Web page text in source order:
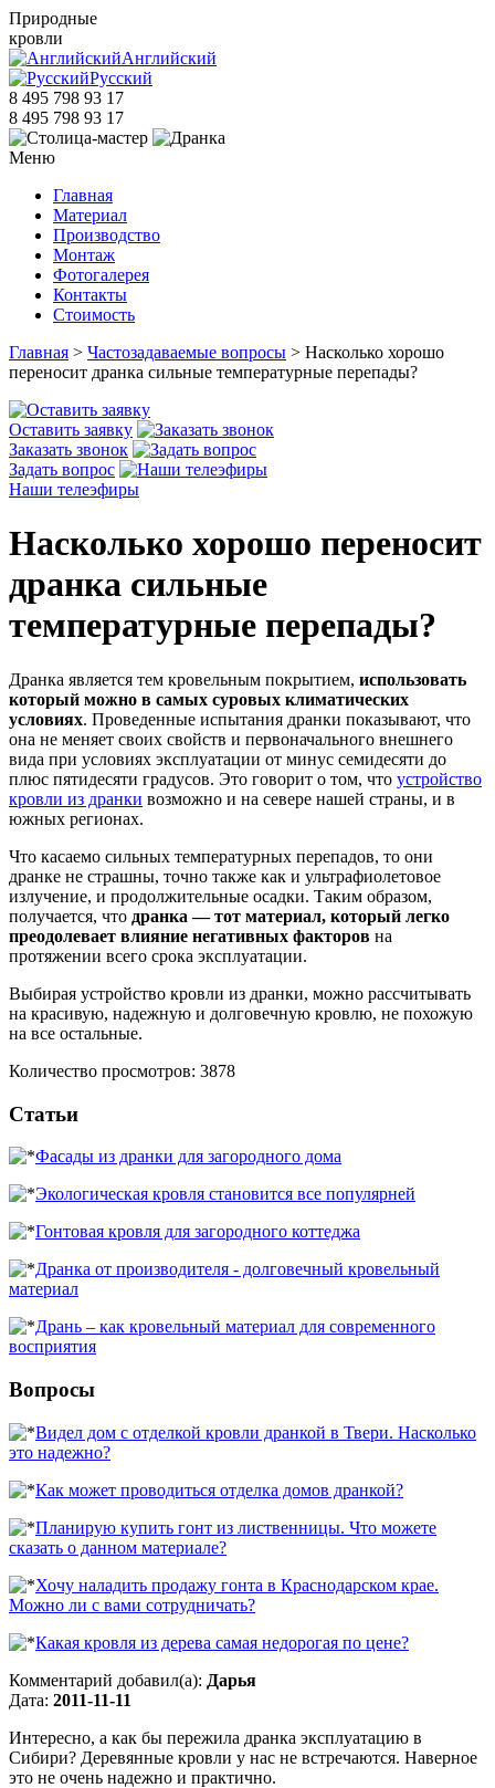
Природные
кровли
Английский
Русский
8 495 798 93 17
8 495 798 93 17
Меню
Главная
Материал
Производство
Монтаж
Фотогалерея
Контакты
Стоимость
Главная > Частозадаваемые вопросы > Насколько хорошо
переносит дранка сильные температурные перепады?
Оставить заявку
Заказать звонок
Задать вопрос
Наши телеэфиры
Насколько хорошо переносит
дранка сильные
температурные перепады?
Дранка является тем кровельным покрытием, использовать
который можно в самых суровых климатических
условиях. Проведенные испытания дранки показывают, что
она не меняет своих свойств и первоначального внешнего
вида при условиях эксплуатации от минус семидесяти до
плюс пятидесяти градусов. Это говорит о том, что устройство
кровли из дранки возможно и на севере нашей страны, и в
южных регионах.
Что касаемо сильных температурных перепадов, то они
дранке не страшны, точно также как и ультрафиолетовое
излучение, и продолжительные осадки. Таким образом,
получается, что дранка — тот материал, который легко
преодолевает влияние негативных факторов на
протяжении всего срока эксплуатации.
Выбирая устройство кровли из дранки, можно рассчитывать
на красивую, надежную и долговечную кровлю, не похожую
на все остальные.
Количество просмотров: 3878
Статьи
Фасады из дранки для загородного дома
Экологическая кровля становится все популярней
Гонтовая кровля для загородного коттеджа
Дранка от производителя - долговечный кровельный
материал
Дрань – как кровельный материал для современного
восприятия
Вопросы
Видел дом с отделкой кровли дранкой в Твери. Насколько
это надежно?
Как может проводиться отделка домов дранкой?
Планирую купить гонт из лиственницы. Что можете
сказать о данном материале?
Хочу наладить продажу гонта в Краснодарском крае.
Можно ли с вами сотрудничать?
Какая кровля из дерева самая недорогая по цене?
Комментарий добавил(а): Дарья
Дата: 2011-11-11
Интересно, а как бы пережила дранка эксплуатацию в
Сибири? Деревянные кровли у нас не встречаются. Наверное
это не очень надежно и практично.